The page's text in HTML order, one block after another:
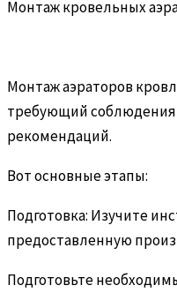
Монтаж кровельных
Монтаж аэраторов
требующий
рекомендаций.
Вот основные этапы:
Подготовка: Изучите
предоставленную
Подготовьте